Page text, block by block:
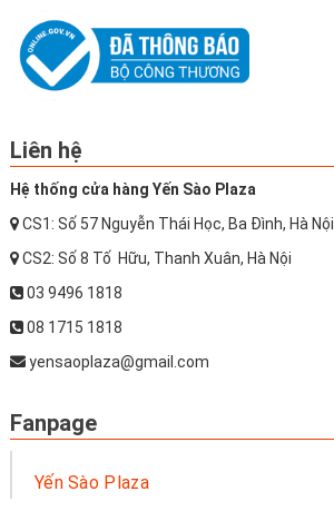
Liên hệ
Hệ thống cửa hàng Yến Sào Plaza
CS1: Số 57 Nguyễn Thái Học, Ba Đình, Hà Nội
CS2: Số 8 Tố Hữu, Thanh Xuân, Hà Nội
03 9496 1818
08 1715 1818
yensaoplaza@gmail.com
Fanpage
Yến Sào Plaza